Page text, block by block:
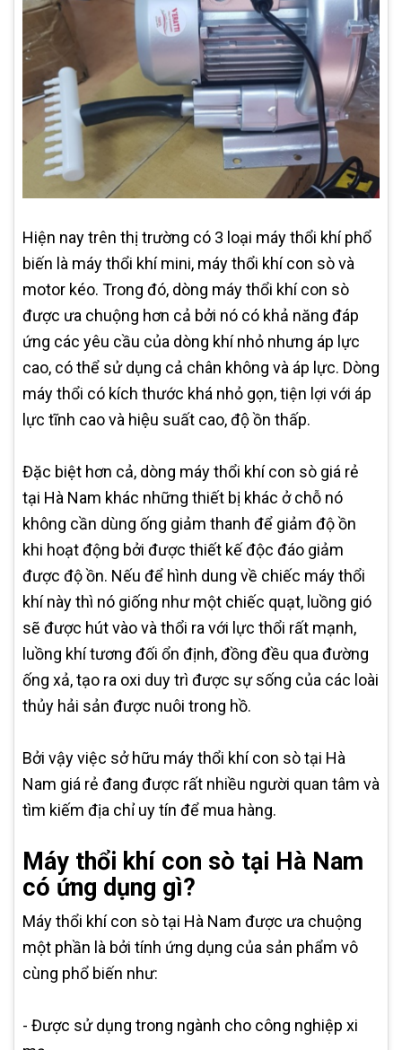
Hiện nay trên thị trường có 3 loại máy thổi khí phổ
biến là máy thổi khí mini, máy thổi khí con sò và
motor kéo. Trong đó, dòng máy thổi khí con sò
được ưa chuộng hơn cả bởi nó có khả năng đáp
ứng các yêu cầu của dòng khí nhỏ nhưng áp lực
cao, có thể sử dụng cả chân không và áp lực. Dòng
máy thổi có kích thước khá nhỏ gọn, tiện lợi với áp
lực tĩnh cao và hiệu suất cao, độ ồn thấp.
Đặc biệt hơn cả, dòng máy thổi khí con sò giá rẻ
tại Hà Nam khác những thiết bị khác ở chỗ nó
không cần dùng ống giảm thanh để giảm độ ồn
khi hoạt động bởi được thiết kế độc đáo giảm
được độ ồn. Nếu để hình dung về chiếc máy thổi
khí này thì nó giống như một chiếc quạt, luồng gió
sẽ được hút vào và thổi ra với lực thổi rất mạnh,
luồng khí tương đối ổn định, đồng đều qua đường
ống xả, tạo ra oxi duy trì được sự sống của các loài
thủy hải sản được nuôi trong hồ.
Bởi vậy việc sở hữu máy thổi khí con sò tại Hà
Nam giá rẻ đang được rất nhiều người quan tâm và
tìm kiếm địa chỉ uy tín để mua hàng.
Máy thổi khí con sò tại Hà Nam
có ứng dụng gì?
Máy thổi khí con sò tại Hà Nam được ưa chuộng
một phần là bởi tính ứng dụng của sản phẩm vô
cùng phổ biến như:
- Được sử dụng trong ngành cho công nghiệp xi